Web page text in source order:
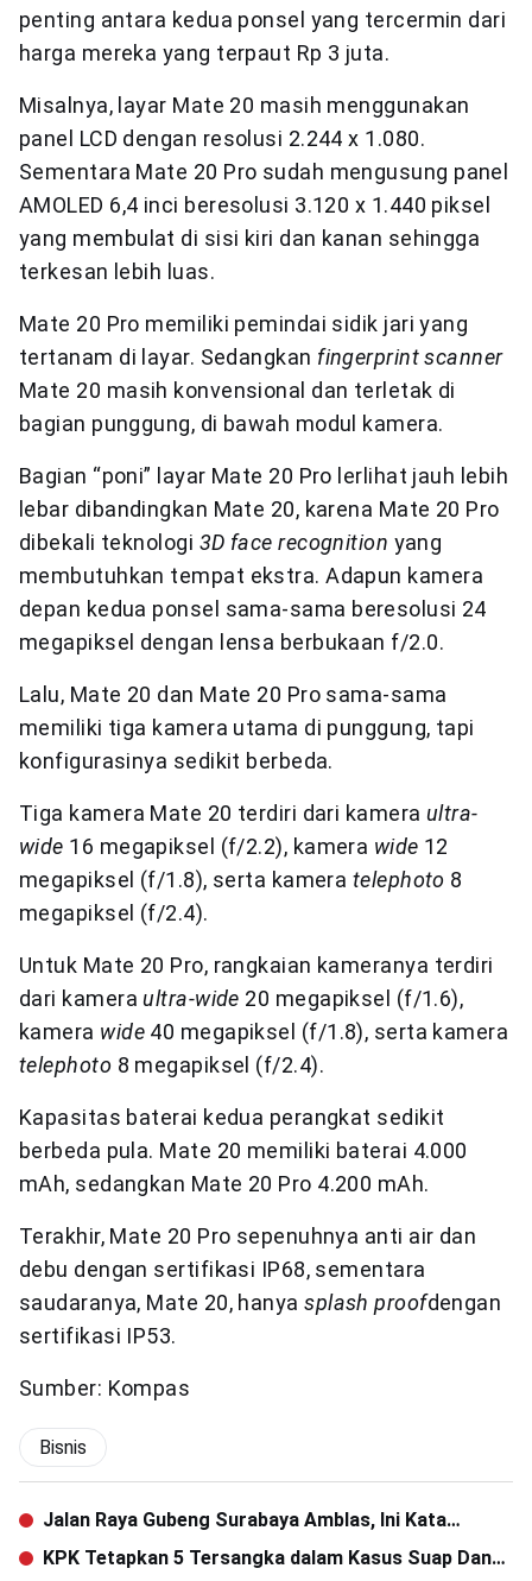
penting antara kedua ponsel yang tercermin dari
harga mereka yang terpaut Rp 3 juta.
Misalnya, layar Mate 20 masih menggunakan
panel LCD dengan resolusi 2.244 x 1.080.
Sementara Mate 20 Pro sudah mengusung panel
AMOLED 6,4 inci beresolusi 3.120 x 1.440 piksel
yang membulat di sisi kiri dan kanan sehingga
terkesan lebih luas.
Mate 20 Pro memiliki pemindai sidik jari yang
tertanam di layar. Sedangkan fingerprint scanner
Mate 20 masih konvensional dan terletak di
bagian punggung, di bawah modul kamera.
Bagian “poni” layar Mate 20 Pro lerlihat jauh lebih
lebar dibandingkan Mate 20, karena Mate 20 Pro
dibekali teknologi 3D face recognition yang
membutuhkan tempat ekstra. Adapun kamera
depan kedua ponsel sama-sama beresolusi 24
megapiksel dengan lensa berbukaan f/2.0.
Lalu, Mate 20 dan Mate 20 Pro sama-sama
memiliki tiga kamera utama di punggung, tapi
konfigurasinya sedikit berbeda.
Tiga kamera Mate 20 terdiri dari kamera ultra-
wide 16 megapiksel (f/2.2), kamera wide 12
megapiksel (f/1.8), serta kamera telephoto 8
megapiksel (f/2.4).
Untuk Mate 20 Pro, rangkaian kameranya terdiri
dari kameraultra-wide 20 megapiksel (f/1.6),
kamera wide40 megapiksel (f/1.8), serta kamera
telephoto 8 megapiksel (f/2.4).
Kapasitas baterai kedua perangkat sedikit
berbeda pula. Mate 20 memiliki baterai 4.000
mAh, sedangkan Mate 20 Pro 4.200 mAh.
Terakhir, Mate 20 Pro sepenuhnya anti air dan
debu dengan sertifikasi IP68, sementara
saudaranya, Mate 20, hanya splash proofdengan
sertifikasi IP53.
Sumber: Kompas
Bisnis
Jalan Raya Gubeng Surabaya Amblas, Ini Kata
Menteri PUPR
KPK Tetapkan 5 Tersangka dalam Kasus Suap Dana